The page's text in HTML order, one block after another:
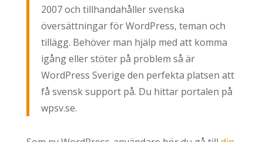
2007 och tillhandahåller svenska
översättningar för WordPress, teman och
tillägg. Behöver man hjälp med att komma
igång eller stöter på problem så är
WordPress Sverige den perfekta platsen att
få svensk support på. Du hittar portalen på
wpsv.se.